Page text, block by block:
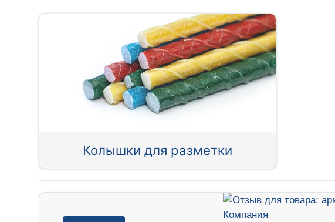
Колышки для разметки